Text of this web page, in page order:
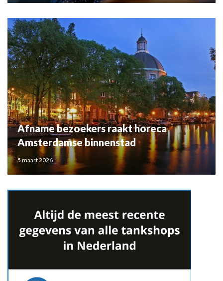
Afname bezoekers raakt horeca
Amsterdamse binnenstad
5 maart 2026